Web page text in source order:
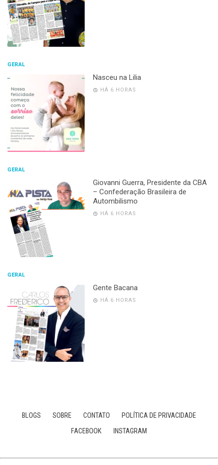
GERAL
Nasceu na Lilia
HÁ 6 HORAS
GERAL
Giovanni Guerra, Presidente da CBA
– Confederação Brasileira de
Autombilismo
HÁ 6 HORAS
GERAL
Gente Bacana
HÁ 6 HORAS
BLOGS SOBRE CONTATO
POLÍTICA DE PRIVACIDADE
FACEBOOK
INSTAGRAM